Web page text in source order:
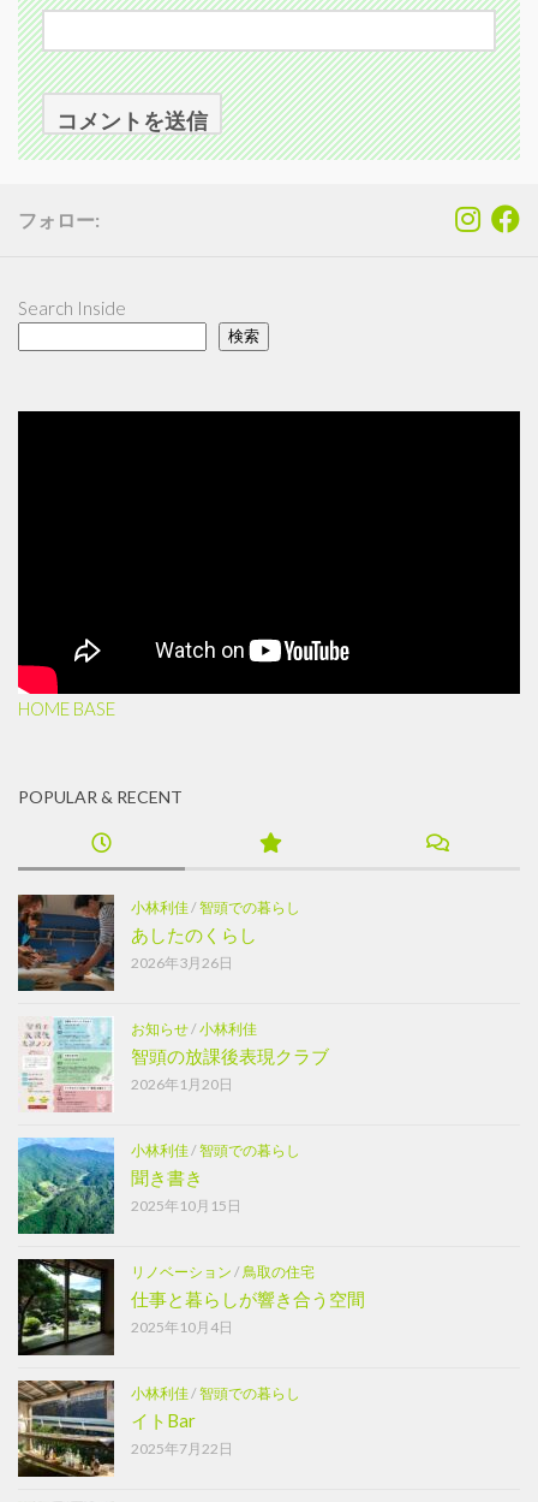
フォロー:
Search Inside
検索
HOME BASE
POPULAR & RECENT
小林利佳/智頭での暮らし
あしたのくらし
2026年3月26日
お知らせ/小林利佳
智頭の放課後表現クラブ
2026年1月20日
小林利佳/智頭での暮らし
聞き書き
2025年10月15日
リノベーション /鳥取の住宅
仕事と暮らしが響き合う空間
2025年10月4日
小林利佳/智頭での暮らし
イトBar
2025年7月22日